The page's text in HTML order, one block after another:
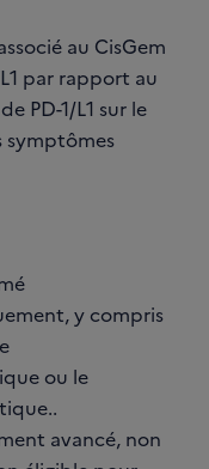
au CisGem
par rapport au
PD-1/L1 sur le
y compris
ou le
avancé, non